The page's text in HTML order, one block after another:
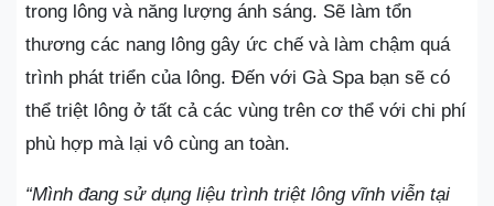
trong lông và năng lượng ánh sáng. Sẽ làm tổn
thương các nang lông gây ức chế và làm chậm quá
trình phát triển của lông. Đến với Gà Spa bạn sẽ có
thể triệt lông ở tất cả các vùng trên cơ thể với chi phí
phù hợp mà lại vô cùng an toàn.
“Mình đang sử dụng liệu trình triệt lông vĩnh viễn tại